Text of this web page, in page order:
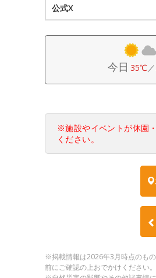
公式X
今日 35℃／
※施設やイベントが休園
ください。
※掲載情報は2026年3月時点のも
前にご確認の上おでかけください。